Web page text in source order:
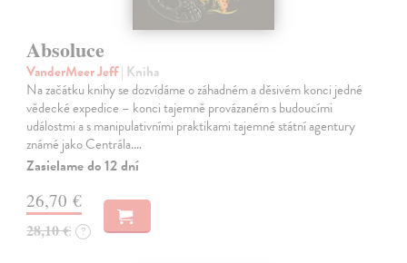
Absoluce
VanderMeer Jeff| Kniha
Na začátku knihy se dozvídáme o záhadném a děsivém konci jedné
vědecké expedice – konci tajemně provázaném s budoucími
událostmi a s manipulativními praktikami tajemné státní agentury
známé jako Centrála.…
Zasielame do 12 dní
26,70 €
28,10 € ?